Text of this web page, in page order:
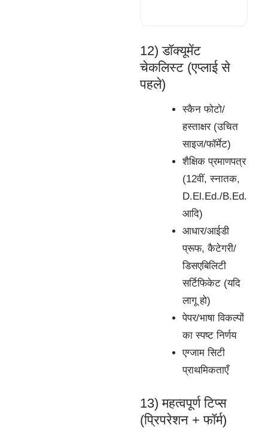
12) डॉक्यूमेंट
चेकलिस्ट (एप्लाई से
पहले)
स्कैन फोटो/
हस्ताक्षर (उचित
साइज/फॉर्मेट)
शैक्षिक प्रमाणपत्र
(12वीं, स्नातक,
D.El.Ed./B.Ed.
आदि)
आधार/आईडी
प्रूफ, कैटेगरी/
डिसएबिलिटी
सर्टिफिकेट (यदि
लागू हो)
पेपर/भाषा विकल्पों
का स्पष्ट निर्णय
एग्जाम सिटी
प्राथमिकताएँ
13) महत्वपूर्ण टिप्स
(प्रिपरेशन + फॉर्म)